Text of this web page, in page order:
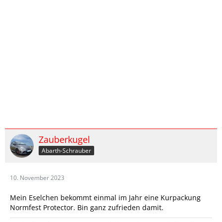
Zauberkugel
Abarth-Schrauber
10. November 2023
Mein Eselchen bekommt einmal im Jahr eine Kurpackung
Normfest Protector. Bin ganz zufrieden damit.